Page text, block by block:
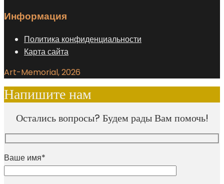
Информация
Политика конфиденциальности
Карта сайта
Art-Memorial, 2026
Напишите нам
Остались вопросы? Будем рады Вам помочь!
Ваше имя*